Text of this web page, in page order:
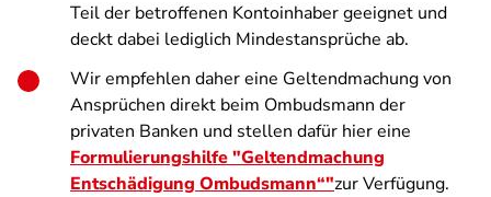
Teil der betroffenen Kontoinhaber geeignet und
deckt dabei lediglich Mindestansprüche ab.
Wir empfehlen daher eine Geltendmachung von
Ansprüchen direkt beim Ombudsmann der
privaten Banken und stellen dafür hier eine
Formulierungshilfe "Geltendmachung
Entschädigung Ombudsmann“"zur Verfügung.